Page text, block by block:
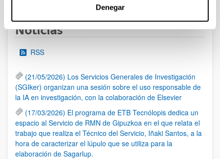
Denegar
Noticias
RSS
(21/05/2026) Los Servicios Generales de Investigación
(SGIker) organizan una sesión sobre el uso responsable de
la IA en investigación, con la colaboración de Elsevier
(17/03/2026) El programa de ETB Tecnólopis dedica un
espacio al Servicio de RMN de Gipuzkoa en el que relata el
trabajo que realiza el Técnico del Servicio, Iñaki Santos, a la
hora de caracterizar el lúpulo que se utiliza para la
elaboración de Sagarlup.